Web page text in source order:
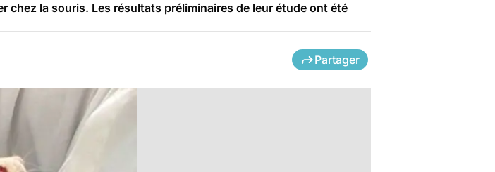
chez la souris. Les résultats préliminaires de leur étude ont été
Partager